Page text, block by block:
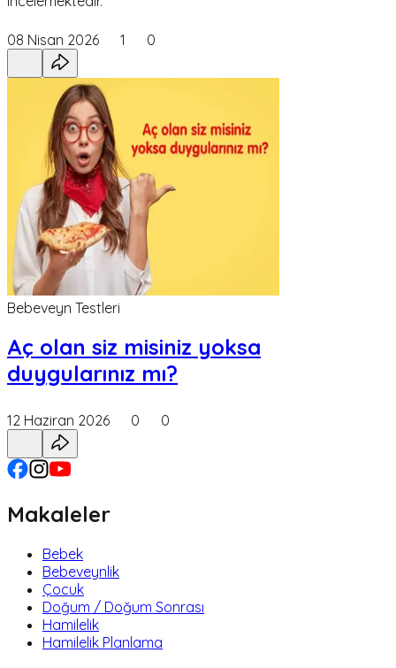
08 Nisan 2026 1 0
Bebeveyn Testleri
Aç olan siz misiniz yoksa
duygularınız mı?
12 Haziran 2026 0 0
Makaleler
Bebek
Bebeveynlik
Çocuk
Doğum / Doğum Sonrası
Hamilelik
Hamilelik Planlama